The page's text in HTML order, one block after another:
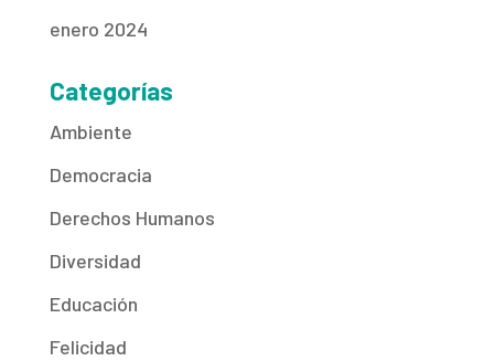
enero 2024
Categorías
Ambiente
Democracia
Derechos Humanos
Diversidad
Educación
Felicidad